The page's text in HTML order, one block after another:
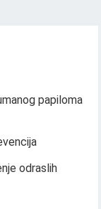
papiloma
odraslih